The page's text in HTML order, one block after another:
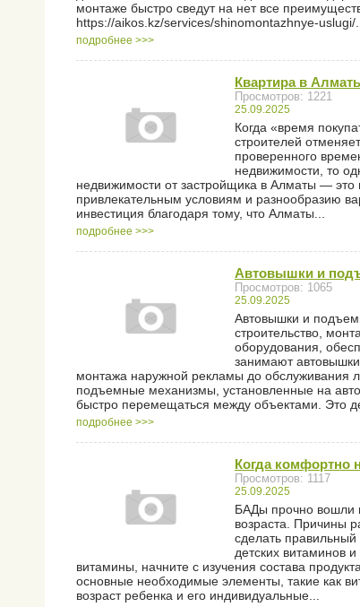
монтаже быстро сведут на нет все
https://aikos.kz/services/shinomontazhnye-uslugi/...
подробнее >>>
Квартира в
Просмотров: 1221
25.09.2025
Когда «время
строителей
проверенного
недвижимости, то
недвижимости от застройщика в Алматы — это
привлекательным условиям и разнообразию
инвестиция благодаря тому, что Алматы...
подробнее >>>
Автовышки и
Просмотров: 1065
25.09.2025
Автовышки и
строительство,
оборудования,
занимают
монтажа наружной рекламы до обслуживания
подъемные механизмы, установленные на
быстро перемещаться между объектами. Это
подробнее >>>
Когда комфортно
Просмотров: 1117
25.09.2025
БАДы прочно вошли
возраста. Причины
сделать
детских витаминов
витамины, начните с изучения состава
основные необходимые элементы, такие как
возраст ребенка и его индивидуальные...